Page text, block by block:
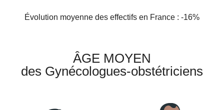
Évolution moyenne des effectifs en France : -16%
ÂGE MOYEN
des Gynécologues-obstétriciens